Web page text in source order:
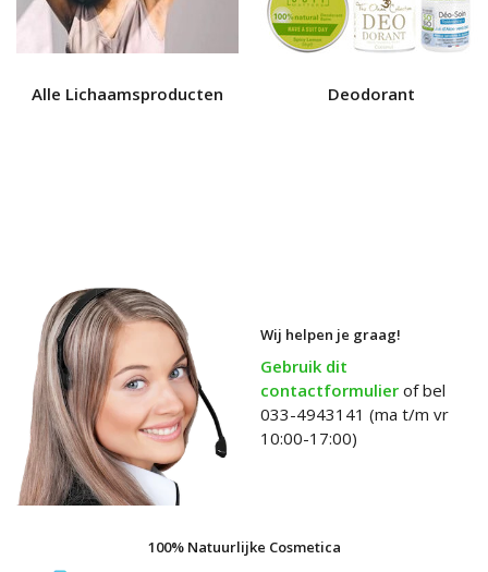
Alle Lichaamsproducten Deodorant
Wij helpen je graag!
Gebruik dit
contactformulier of bel
033-4943141 (ma t/m vr
10:00-17:00)
100% Natuurlijke Cosmetica